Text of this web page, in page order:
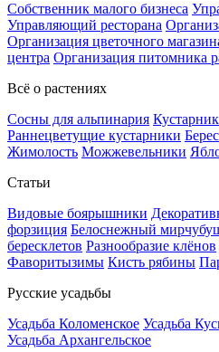
Собственник малого бизнеса
Управляющий ресторана
Организация цветочного
центра Организация питомника
Всё о растениях
Сосны для альпинария
Раннецветущие кустарники
Жимолость Можжевельники
Статьи
Видовые боярышники
форзиция Белоснежный
бересклетов Разнообразие клёнов
Фаворитызимы Кисть рябины
Русские усадьбы
Усадьба Коломенское Усадьба
Усадьба Архангельское